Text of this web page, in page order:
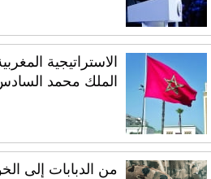
الاستراتيجية
الملك محمد
من الدبابات إلى